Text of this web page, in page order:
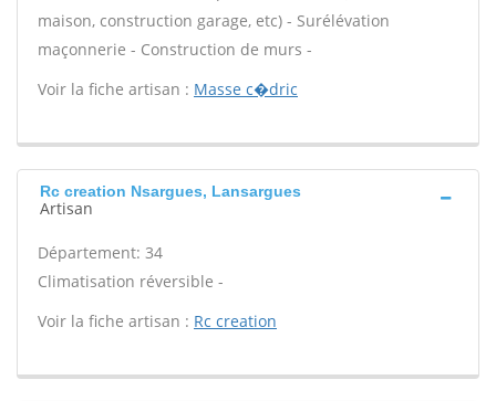
maison, construction garage, etc) - Surélévation
maçonnerie - Construction de murs -
Voir la fiche artisan : Masse c�dric
Rc creation Nsargues, Lansargues
Artisan
Département: 34
Climatisation réversible -
Voir la fiche artisan : Rc creation